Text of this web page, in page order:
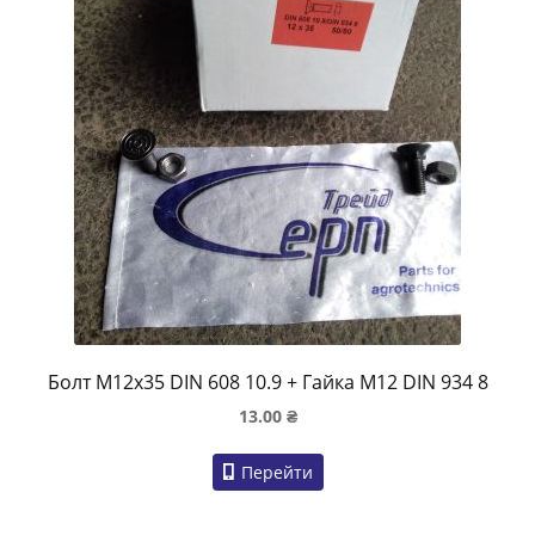
Болт M12x35 DIN 608 10.9 + Гайка M12 DIN 934 8
13.00 ₴
Перейти